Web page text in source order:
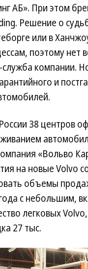
АБ». При этом
Решение о
или в
поэтому нет
служба компании.
и
38 центров
«Вольво
на новые Volvo
объемы
с небольшим,
легковых
27 тыс.